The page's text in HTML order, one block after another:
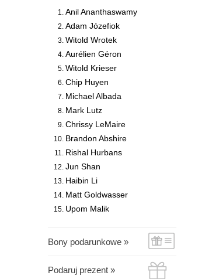
Anil Ananthaswamy
Adam Józefiok
Witold Wrotek
Aurélien Géron
Witold Krieser
Chip Huyen
Michael Albada
Mark Lutz
Chrissy LeMaire
Brandon Abshire
Rishal Hurbans
Jun Shan
Haibin Li
Matt Goldwasser
Upom Malik
Bony podarunkowe »
Podaruj prezent »